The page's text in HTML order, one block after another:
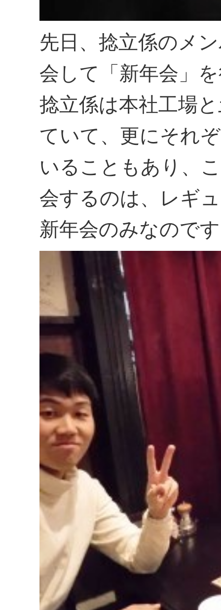
先日、捻立係のメ
会して「新年会」
捻立係は本社工場
ていて、更にそれ
いることもあり、
会するのは、レギ
新年会のみなので